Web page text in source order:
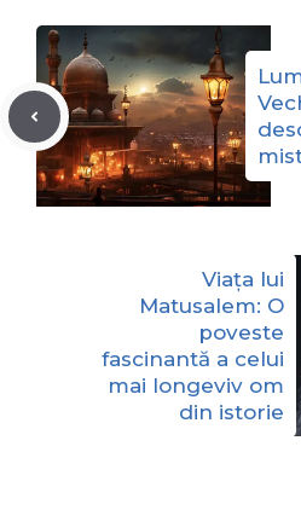
Viața lui
Matusalem: O
poveste
fascinantă a celui
mai longeviv om
din istorie